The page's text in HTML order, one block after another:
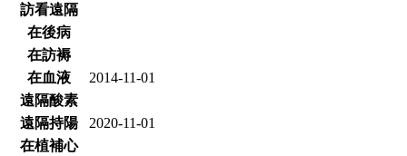
訪看遠隔
在後病
在訪褥
在血液
2014-11-01
遠隔酸素
遠隔持陽
2020-11-01
在植補心